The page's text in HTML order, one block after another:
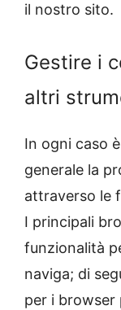
il nostro sito.
Gestire i
altri
In ogni caso
generale la
attraverso le
I principali
funzionalità
naviga; di
per i browser